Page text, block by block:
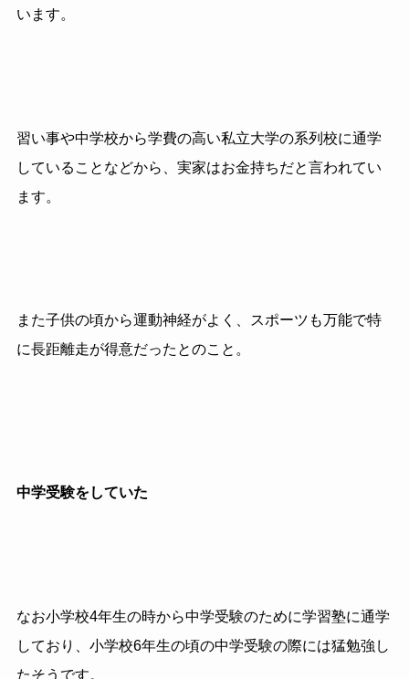
います。
習い事や中学校から学費の高い私立大学の系列校に通学
していることなどから、実家はお金持ちだと言われてい
ます。
また子供の頃から運動神経がよく、スポーツも万能で特
に長距離走が得意だったとのこと。
中学受験をしていた
なお小学校4年生の時から中学受験のために学習塾に通学
しており、小学校6年生の頃の中学受験の際には猛勉強し
たそうです。